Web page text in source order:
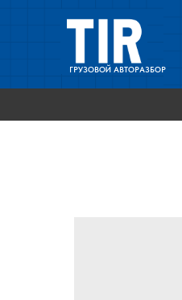
ГРУЗОВОЙ АВТОРАЗБОР